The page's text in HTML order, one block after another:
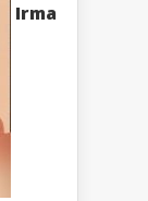
Irma